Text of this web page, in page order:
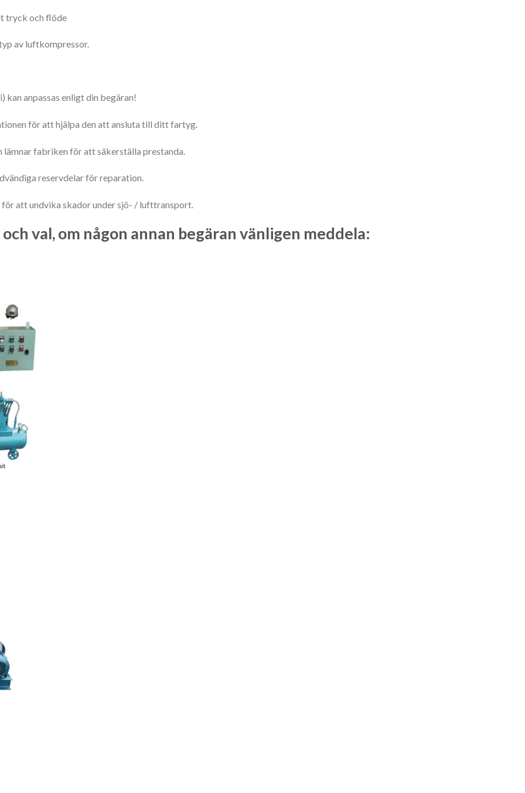
tryck och flöde
av luftkompressor.
anpassas enligt din begäran!
för att hjälpa den att ansluta till ditt fartyg.
fabriken för att säkerställa prestanda.
reservdelar för reparation.
att undvika skador under sjö- / lufttransport.
val, om någon annan begäran vänligen meddela: